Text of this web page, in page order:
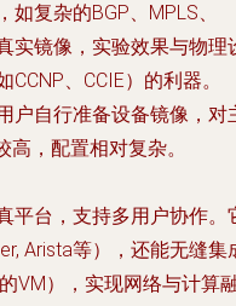
如复杂的BGP、MPLS、
实镜像，实验效果与物理
、CCIE）的利器。
户自行准备设备镜像，对
，配置相对复杂。
平台，支持多用户协作。
Arista等），还能无缝集
VM），实现网络与计算